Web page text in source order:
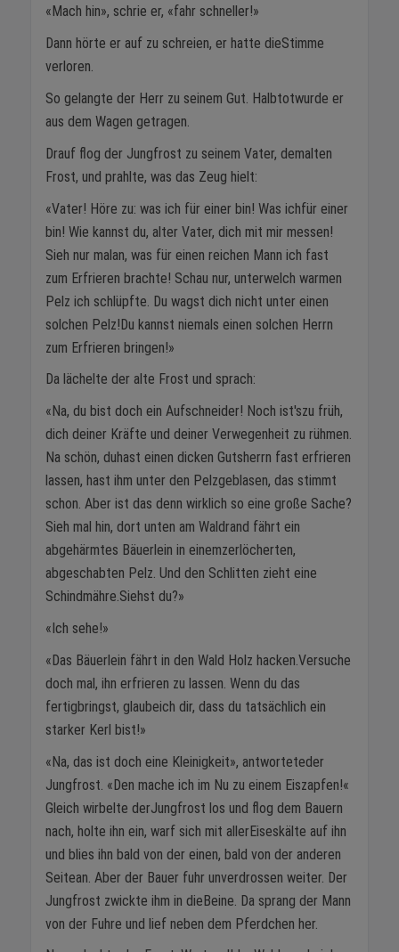
«Mach hin», schrie er, «fahr schneller!»
Dann hörte er auf zu schreien, er hatte dieStimme
verloren.
So gelangte der Herr zu seinem Gut. Halbtotwurde er
aus dem Wagen getragen.
Drauf flog der Jungfrost zu seinem Vater, demalten
Frost, und prahlte, was das Zeug hielt:
«Vater! Höre zu: was ich für einer bin! Was ichfür einer
bin! Wie kannst du, alter Vater, dich mit mir messen!
Sieh nur malan, was für einen reichen Mann ich fast
zum Erfrieren brachte! Schau nur, unterwelch warmen
Pelz ich schlüpfte. Du wagst dich nicht unter einen
solchen Pelz!Du kannst niemals einen solchen Herrn
zum Erfrieren bringen!»
Da lächelte der alte Frost und sprach:
«Na, du bist doch ein Aufschneider! Noch ist'szu früh,
dich deiner Kräfte und deiner Verwegenheit zu rühmen.
Na schön, duhast einen dicken Gutsherrn fast erfrieren
lassen, hast ihm unter den Pelzgeblasen, das stimmt
schon. Aber ist das denn wirklich so eine große Sache?
Sieh mal hin, dort unten am Waldrand fährt ein
abgehärmtes Bäuerlein in einemzerlöcherten,
abgeschabten Pelz. Und den Schlitten zieht eine
Schindmähre.Siehst du?»
«Ich sehe!»
«Das Bäuerlein fährt in den Wald Holz hacken.Versuche
doch mal, ihn erfrieren zu lassen. Wenn du das
fertigbringst, glaubeich dir, dass du tatsächlich ein
starker Kerl bist!»
«Na, das ist doch eine Kleinigkeit», antworteteder
Jungfrost. «Den mache ich im Nu zu einem Eiszapfen!«
Gleich wirbelte derJungfrost los und flog dem Bauern
nach, holte ihn ein, warf sich mit allerEiseskälte auf ihn
und blies ihn bald von der einen, bald von der anderen
Seitean. Aber der Bauer fuhr unverdrossen weiter. Der
Jungfrost zwickte ihm in dieBeine. Da sprang der Mann
von der Fuhre und lief neben dem Pferdchen her.